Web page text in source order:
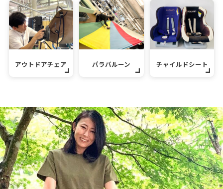
アウトドアチェア パラバルーン チャイルドシート